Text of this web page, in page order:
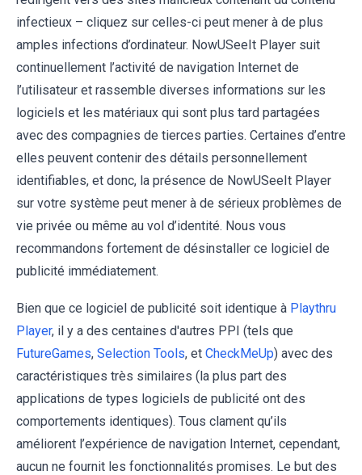
infectieux – cliquez sur celles-ci peut mener à de plus
amples infections d’ordinateur. NowUSeeIt Player suit
continuellement l’activité de navigation Internet de
l’utilisateur et rassemble diverses informations sur les
logiciels et les matériaux qui sont plus tard partagées
avec des compagnies de tierces parties. Certaines d’entre
elles peuvent contenir des détails personnellement
identifiables, et donc, la présence de NowUSeeIt Player
sur votre système peut mener à de sérieux problèmes de
vie privée ou même au vol d’identité. Nous vous
recommandons fortement de désinstaller ce logiciel de
publicité immédiatement.
Bien que ce logiciel de publicité soit identique à Playthru
Player, il y a des centaines d'autres PPI (tels que
FutureGames, Selection Tools, et CheckMeUp) avec des
caractéristiques très similaires (la plus part des
applications de types logiciels de publicité ont des
comportements identiques). Tous clament qu’ils
améliorent l’expérience de navigation Internet, cependant,
aucun ne fournit les fonctionnalités promises. Le but des